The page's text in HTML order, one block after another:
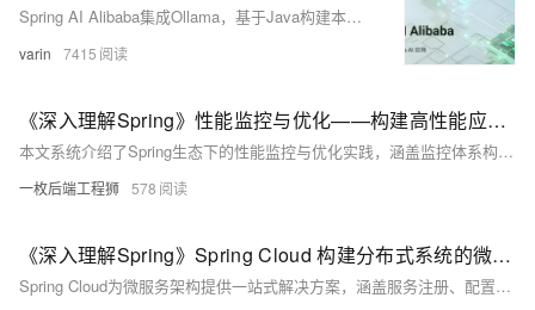
Spring AI Alibaba集成Ollama，基于Java构建本地大模型应用，支持流式对话、knife4j接口可视化，实现高隐私、免API密钥的离线AI服务。
varin 7415
《深入理解Spring》性能监控与优化——构建高性能应用的艺术
本文系统介绍了Spring生态下的性能监控与优化实践，涵盖监控体系构建、数据库调优、缓存策略、线程池配置及性能测试等内容，强调通过数据驱动、分层优化和持续迭代提升应用性能。
一枚后端工程狮 578
《深入理解Spring》Spring Cloud 构建分布式系统的微服务全家桶
Spring Cloud为微服务架构提供一站式解决方案，涵盖服务注册、配置管理、负载均衡、熔断限流等核心功能，助力开发者构建高可用、易扩展的分布式系统，并持续向云原生演进。